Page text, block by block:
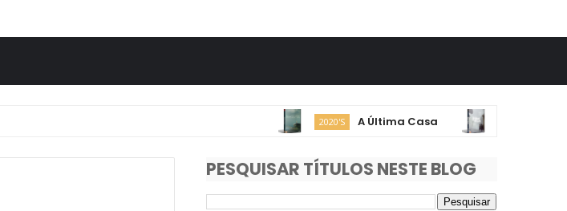
2020'S A Última Casa 2020'S
PESQUISAR TÍTULOS NESTE BLOG